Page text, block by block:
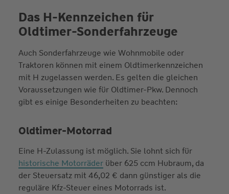
Das H-Kennzeichen für
Oldtimer-Sonderfahrzeuge
Auch Sonderfahrzeuge wie Wohnmobile oder
Traktoren können mit einem Oldtimerkennzeichen
mit H zugelassen werden. Es gelten die gleichen
Voraussetzungen wie für Oldtimer-Pkw. Dennoch
gibt es einige Besonderheiten zu beachten:
Oldtimer-Motorrad
Eine H-Zulassung ist möglich. Sie lohnt sich für
historische Motorräderüber 625 ccm Hubraum, da
der Steuersatz mit 46,02 € dann günstiger als die
reguläre Kfz-Steuer eines Motorrads ist.